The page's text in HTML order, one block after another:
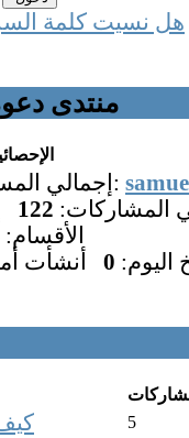
هل نسيت كلمة
منتدى
إجمالي آخر عضو مسجل:
المشاركات: 122
الأقسام:
اليوم: 0 أنشأت
5